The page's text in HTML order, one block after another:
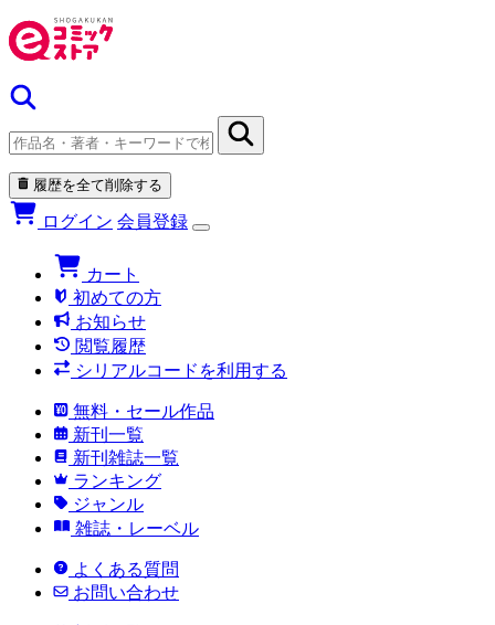
履歴を全て削除する
ログイン 会員登録
カート
初めての方
お知らせ
閲覧履歴
シリアルコードを利用する
無料・セール作品
新刊一覧
新刊雑誌一覧
ランキング
ジャンル
雑誌・レーベル
よくある質問
お問い合わせ